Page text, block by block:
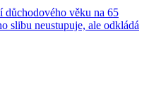
důchodového věku na 65
slibu neustupuje, ale odkládá